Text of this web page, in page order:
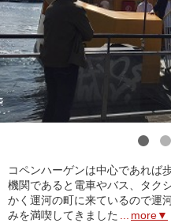
コペンハーゲンは中心であれば
機関であると電車やバス、タク
かく運河の町に来ているので運
みを満喫してきました
more▼